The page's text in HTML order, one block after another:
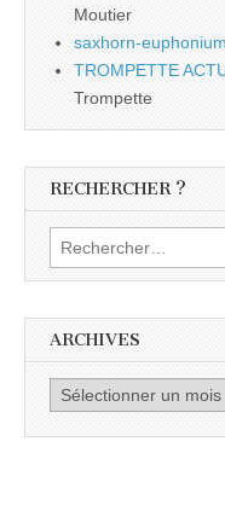
Moutier
saxhorn-
TROMPETTE
Trompette
RECHERCHER ?
Rechercher :
ARCHIVES
Archives